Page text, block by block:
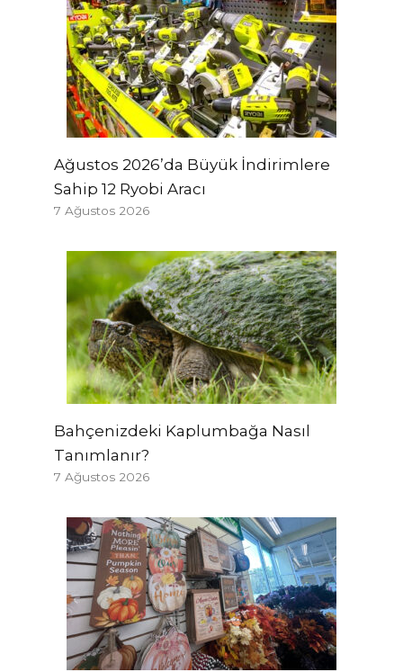
Ağustos 2026’da Büyük İndirimlere
Sahip 12 Ryobi Aracı
7 Ağustos 2026
Bahçenizdeki Kaplumbağa Nasıl
Tanımlanır?
7 Ağustos 2026